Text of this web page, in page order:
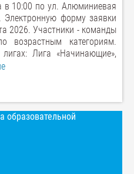
в 10:00 по ул. Алюминиевая
Электронную форму заявки
2026. Участники - команды
возрастным категориям.
Лига «Начинающие»,
образовательной